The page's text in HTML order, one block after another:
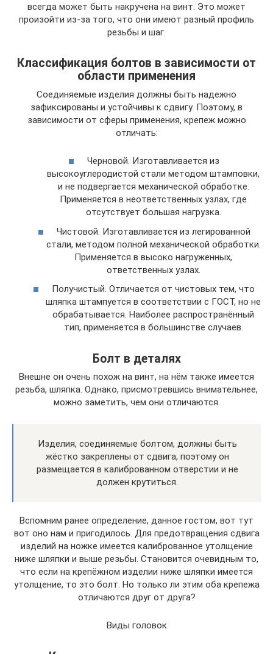
всегда может быть накручена на винт. Это может
произойти из-за того, что они имеют разный профиль
резьбы и шаг.
Классификация болтов в зависимости от
области применения
Соединяемые изделия должны быть надежно
зафиксированы и устойчивы к сдвигу. Поэтому, в
зависимости от сферы применения, крепеж можно
отличать:
Черновой. Изготавливается из
высокоуглеродистой стали методом штамповки,
и не подвергается механической обработке.
Применяется в неответственных узлах, где
отсутствует большая нагрузка.
Чистовой. Изготавливается из легированной
стали, методом полной механической обработки.
Применяется в высоко нагруженных,
ответственных узлах.
Получистый. Отличается от чистовых тем, что
шляпка штампуется в соответствии с ГОСТ, но не
обрабатывается. Наиболее распространённый
тип, применяется в большинстве случаев.
Болт в деталях
Внешне он очень похож на винт, на нём также имеется
резьба, шляпка. Однако, присмотревшись внимательнее,
можно заметить, чем они отличаются.
Изделия, соединяемые болтом, должны быть
жёстко закреплены от сдвига, поэтому он
размещается в калиброванном отверстии и не
должен крутиться.
Вспомним ранее определение, данное гостом, вот тут
вот оно нам и пригодилось. Для предотвращения сдвига
изделий на ножке имеется калиброванное утолщение
ниже шляпки и выше резьбы. Становится очевидным то,
что если на крепёжном изделии ниже шляпки имеется
утолщение, то это болт. Но только ли этим оба крепежа
отличаются друг от друга?
Виды головок